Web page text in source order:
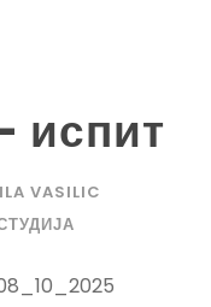
испит
VASILIC